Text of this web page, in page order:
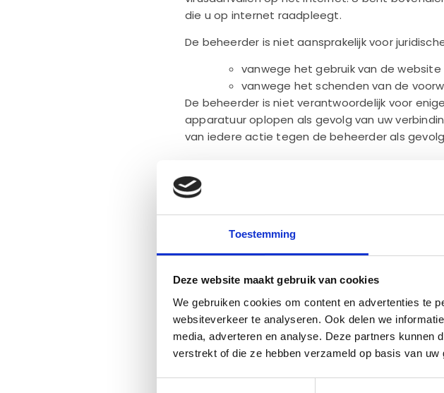
Toestemming
Deze website maakt gebruik van cookies
We gebruiken cookies om content en advertenties te
websiteverkeer te analyseren. Ook delen we
media, adverteren en analyse. Deze partners kunnen
verstrekt of die ze hebben verzameld op basis van
die u op internet raadpleegt.
De beheerder is niet aansprakelijk voor
vanwege het gebruik van de
vanwege het schenden van de
De beheerder is niet verantwoordelijk voor
apparatuur oplopen als gevolg van uw
van iedere actie tegen de beheerder als
gerechtigd alle schade die hij dientengevolge
persoonsgegevens worden verstaan: alle
natuurlijke persoon; als identificeerbaar wordt
worden geïdentificeerd, met name aan de
zijn voor de fysieke, fysiologische, genetische,
De persoonsgegevens die op de website
beheerder voor het onderhouden van relaties